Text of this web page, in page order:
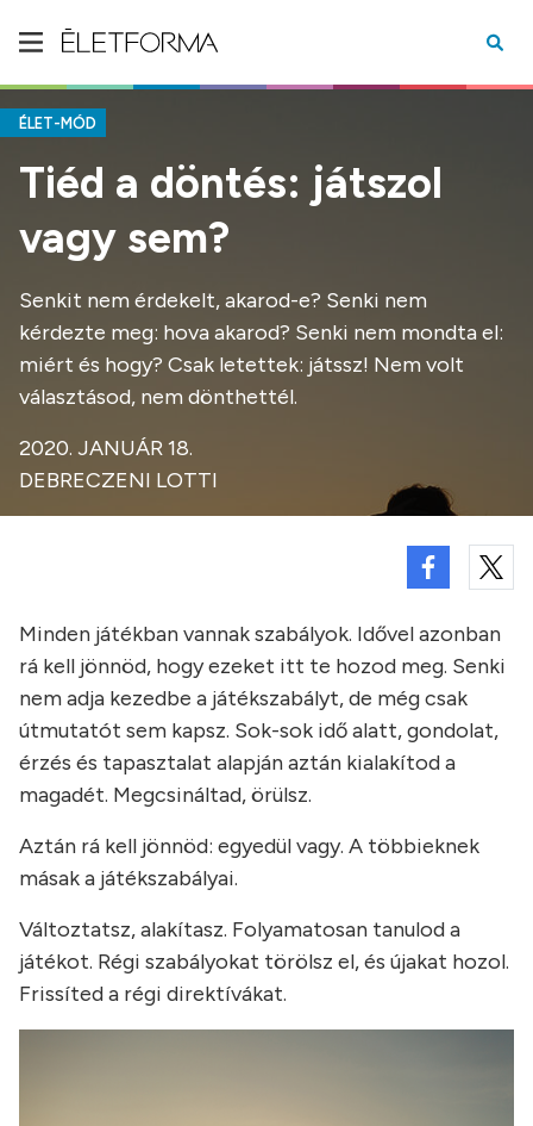
ÉLET-MÓD
Tiéd a döntés: játszol
vagy sem?
Senkit nem érdekelt, akarod-e? Senki nem
kérdezte meg: hova akarod? Senki nem mondta el:
miért és hogy? Csak letettek: játssz! Nem volt
választásod, nem dönthettél.
2020. JANUÁR 18.
DEBRECZENI LOTTI
Minden játékban vannak szabályok. Idővel azonban
rá kell jönnöd, hogy ezeket itt te hozod meg. Senki
nem adja kezedbe a játékszabályt, de még csak
útmutatót sem kapsz. Sok-sok idő alatt, gondolat,
érzés és tapasztalat alapján aztán kialakítod a
magadét. Megcsináltad, örülsz.
Aztán rá kell jönnöd: egyedül vagy. A többieknek
másak a játékszabályai.
Változtatsz, alakítasz. Folyamatosan tanulod a
játékot. Régi szabályokat törölsz el, és újakat hozol.
Frissíted a régi direktívákat.